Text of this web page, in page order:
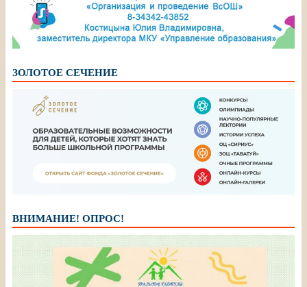
ЗОЛОТОЕ СЕЧЕНИЕ
ВНИМАНИЕ! ОПРОС!